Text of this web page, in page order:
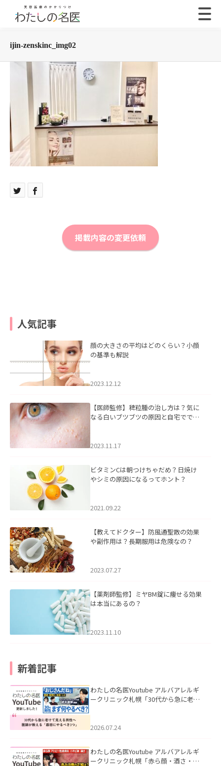
ijin-zenskinc_img02
掲載内容の変更依頼
人気記事
顔の大きさの平均はどのくらい？小顔
の基準も解説
2023.12.12
【医師監修】稗粒腫の治し方は？気に
なる白いブツブツの原因と自宅ででき
2023.11.17
ビタミンCは朝つけちゃだめ？日焼け
やシミの原因になるってホント？
2021.09.22
【教えてドクター】防風通聖散の効果
や副作用は？長期服用は危険なの？
2023.07.27
【薬剤師監修】ミヤBM錠に痩せる効果
は本当にあるの？
2023.11.10
新着記事
わたしの名医Youtube アルバアレルギ
ークリニック札幌「30代から急に老け
た。
2026.07.24
わたしの名医Youtube アルバアレルギ
ークリニック札幌「赤ら顔・酒さ・ニ